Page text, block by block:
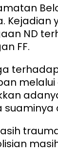
Kejadian
ND
FF.
melalui